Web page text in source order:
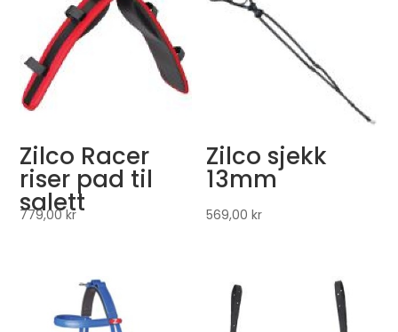
Zilco Racer
riser pad til
salett
779,00kr
Zilco sjekk
13mm
569,00kr